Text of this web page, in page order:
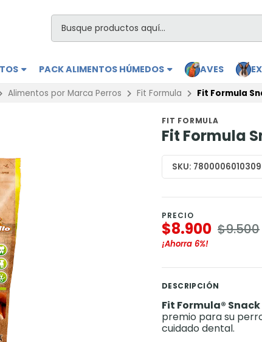
PACK ALIMENTOS HÚMEDOS AVES
Alimentos por Marca Perros Fit Formula Fit Formula
FIT FORMULA
Fit Formula
SKU: 7800006010309
PRECIO
$8.900 $9.500
¡Ahorra 6%!
DESCRIPCIÓN
Fit Formula®
premio para su
cuidado dental.